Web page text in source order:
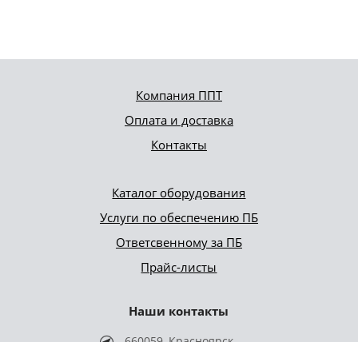
Компания ППТ
Оплата и доставка
Контакты
Каталог оборудования
Услуги по обеспечению ПБ
Ответсвенному за ПБ
Прайс-листы
Наши контакты